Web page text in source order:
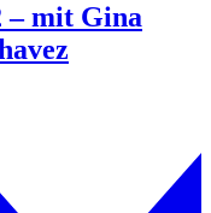
– mit Gina